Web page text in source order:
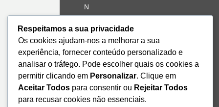
N
8º39'41,76"
W
+351 228
328 115
geral@institutodemobilidade.org
Subscreva
a
Newsletter
Respeitamos a sua privacidade
Os cookies ajudam-nos a melhorar a sua
experiência, fornecer conteúdo personalizado e
analisar o tráfego. Pode escolher quais os cookies a
permitir clicando em Personalizar. Clique em
Aceitar Todos para consentir ou Rejeitar Todos
para recusar cookies não essenciais.